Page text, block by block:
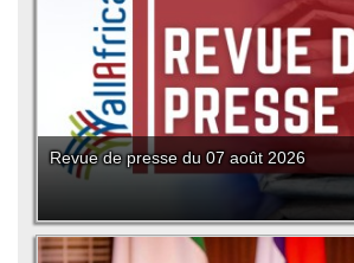
Revue de presse du 07 août 2026